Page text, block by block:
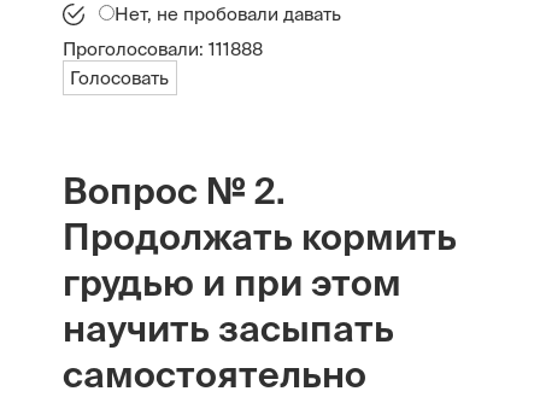
Нет, не пробовали давать
Проголосовали: 111888
Голосовать
Вопрос № 2.
Продолжать кормить
грудью и при этом
научить засыпать
самостоятельно